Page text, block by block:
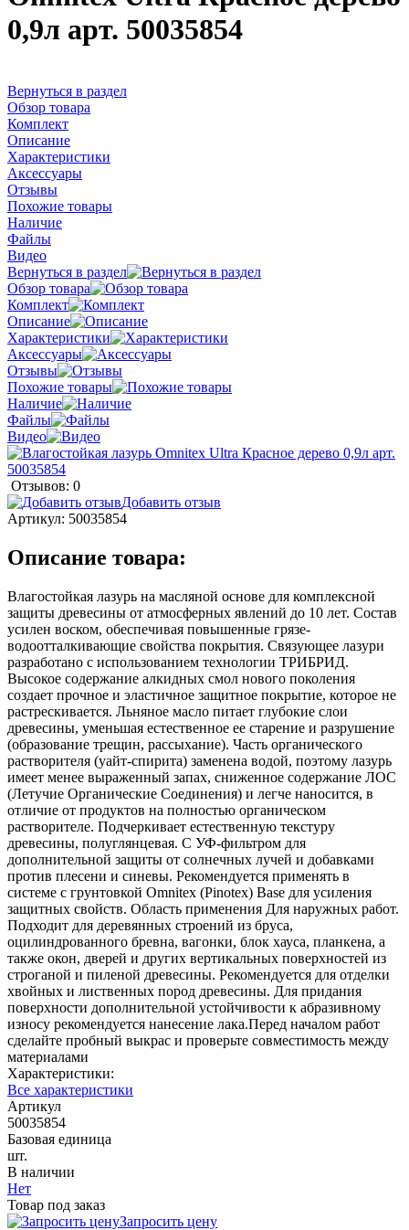
0,9л арт. 50035854
Вернуться в раздел
Обзор товара
Комплект
Описание
Характеристики
Аксессуары
Отзывы
Похожие товары
Наличие
Файлы
Видео
Вернуться в раздел
Обзор товара
Комплект
Описание
Характеристики
Аксессуары
Отзывы
Похожие товары
Наличие
Файлы
Видео
Отзывов: 0
Добавить отзыв
Артикул: 50035854
Описание товара:
Влагостойкая лазурь на масляной основе для комплексной
защиты древесины от атмосферных явлений до 10 лет. Состав
усилен воском, обеспечивая повышенные грязе-
водоотталкивающие свойства покрытия. Связующее лазури
разработано с использованием технологии ТРИБРИД.
Высокое содержание алкидных смол нового поколения
создает прочное и эластичное защитное покрытие, которое не
растрескивается. Льняное масло питает глубокие слои
древесины, уменьшая естественное ее старение и разрушение
(образование трещин, рассыхание). Часть органического
растворителя (уайт-спирита) заменена водой, поэтому лазурь
имеет менее выраженный запах, сниженное содержание ЛОС
(Летучие Органические Соединения) и легче наносится, в
отличие от продуктов на полностью органическом
растворителе. Подчеркивает естественную текстуру
древесины, полуглянцевая. С УФ-фильтром для
дополнительной защиты от солнечных лучей и добавками
против плесени и синевы. Рекомендуется применять в
системе с грунтовкой Omnitex (Pinotex) Base для усиления
защитных свойств. Область применения Для наружных работ.
Подходит для деревянных строений из бруса,
оцилиндрованного бревна, вагонки, блок хауса, планкена, а
также окон, дверей и других вертикальных поверхностей из
строганой и пиленой древесины. Рекомендуется для отделки
хвойных и лиственных пород древесины. Для придания
поверхности дополнительной устойчивости к абразивному
износу рекомендуется нанесение лака.Перед началом работ
сделайте пробный выкрас и проверьте совместимость между
материалами
Характеристики:
Все характеристики
Артикул
50035854
Базовая единица
шт.
В наличии
Нет
Товар под заказ
Запросить цену